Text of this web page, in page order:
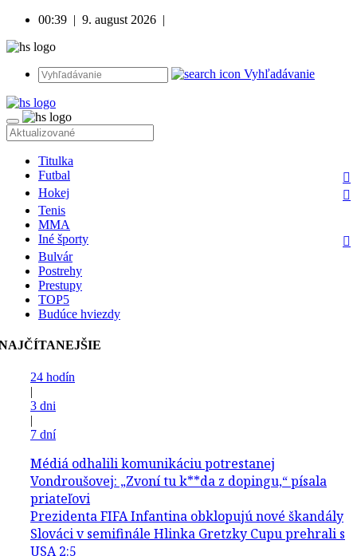
00:39 | 9. august 2026 |
Vyhľadávanie
Titulka
Futbal
Hokej
Tenis
MMA
Iné športy
Bulvár
Postrehy
Prestupy
TOP5
Budúce hviezdy
24 hodín
|
3 dni
|
7 dní